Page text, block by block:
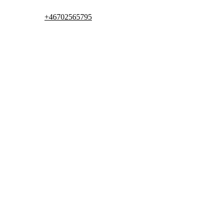
+46702565795